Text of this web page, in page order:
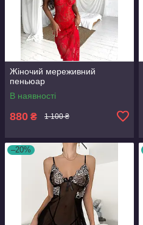
Жіночий мереживний
пеньюар
В наявності
880 ₴ 1 100 ₴
–20%